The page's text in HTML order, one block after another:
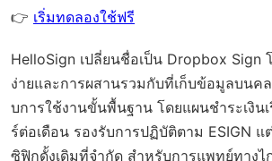
👉 เริ่มทดลองใช้ฟรี
HelloSign เปลี่ยนชื่อเป็น Dropbox Sign
ง่ายและการผสานรวมกับที่เก็บข้อมูลบนค
บการใช้งานขั้นพื้นฐาน โดยแผนชำระเงิน
ร์ต่อเดือน รองรับการปฏิบัติตาม ESIGN แ
ซิฟิกดั้งเดิมที่จำกัด สำหรับการแพทย์ทางไ